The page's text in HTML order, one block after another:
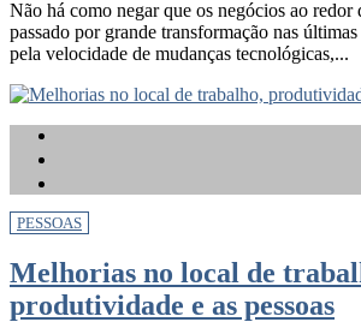
Não há como negar que os negócios ao redor
passado por grande transformação nas
pela velocidade de mudanças tecnológicas,...
PESSOAS
Melhorias no local de
produtividade e as pessoas